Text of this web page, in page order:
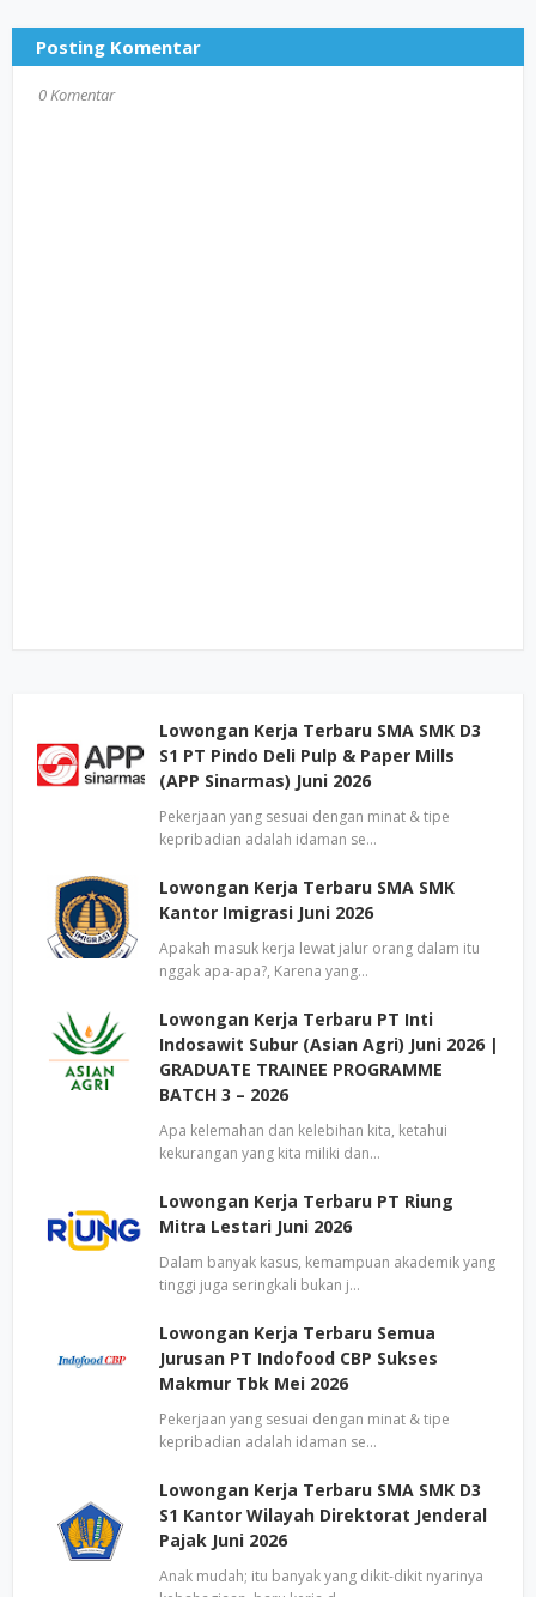
Posting Komentar
0 Komentar
Lowongan Kerja Terbaru SMA SMK D3
S1 PT Pindo Deli Pulp & Paper Mills
(APP Sinarmas) Juni 2026
Pekerjaan yang sesuai dengan minat & tipe
kepribadian adalah idaman se…
Lowongan Kerja Terbaru SMA SMK
Kantor Imigrasi Juni 2026
Apakah masuk kerja lewat jalur orang dalam itu
nggak apa-apa?, Karena yang…
Lowongan Kerja Terbaru PT Inti
Indosawit Subur (Asian Agri) Juni 2026 |
GRADUATE TRAINEE PROGRAMME
BATCH 3 – 2026
Apa kelemahan dan kelebihan kita, ketahui
kekurangan yang kita miliki dan…
Lowongan Kerja Terbaru PT Riung
Mitra Lestari Juni 2026
Dalam banyak kasus, kemampuan akademik yang
tinggi juga seringkali bukan j…
Lowongan Kerja Terbaru Semua
Jurusan PT Indofood CBP Sukses
Makmur Tbk Mei 2026
Pekerjaan yang sesuai dengan minat & tipe
kepribadian adalah idaman se…
Lowongan Kerja Terbaru SMA SMK D3
S1 Kantor Wilayah Direktorat Jenderal
Pajak Juni 2026
Anak mudah; itu banyak yang dikit-dikit nyarinya